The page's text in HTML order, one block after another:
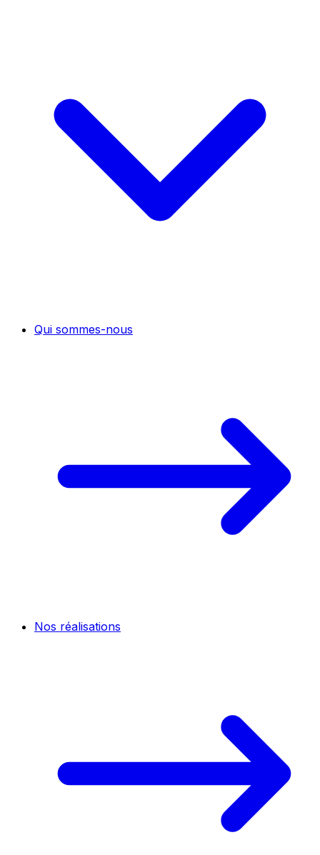
Qui sommes-nous
Nos réalisations